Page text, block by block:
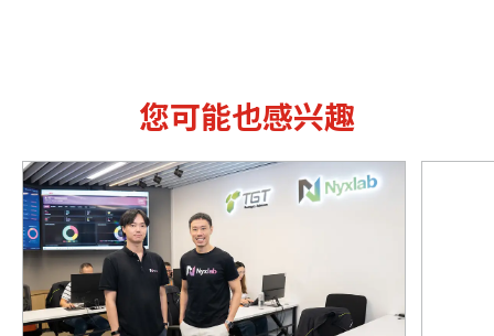
您可能也感兴趣